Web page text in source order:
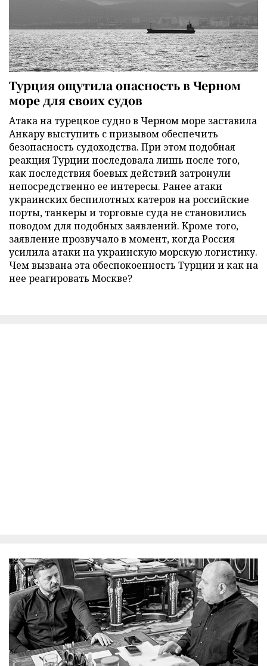
Турция ощутила опасность в Черном
море для своих судов
Атака на турецкое судно в Черном море заставила
Анкару выступить с призывом обеспечить
безопасность судоходства. При этом подобная
реакция Турции последовала лишь после того,
как последствия боевых действий затронули
непосредственно ее интересы. Ранее атаки
украинских беспилотных катеров на российские
порты, танкеры и торговые суда не становились
поводом для подобных заявлений. Кроме того,
заявление прозвучало в момент, когда Россия
усилила атаки на украинскую морскую логистику.
Чем вызвана эта обеспокоенность Турции и как на
нее реагировать Москве?